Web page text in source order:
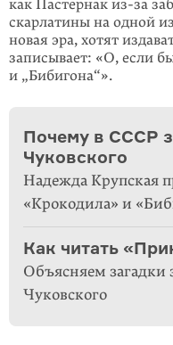
как Пастернак из-за
скарлатины на одной
новая эра, хотят
записывает: «О, если
и „Бибигона“».
Почему в СССР
Чуковского
Надежда Крупская
«Крокодила» и
Как читать
Объясняем
Чуковского